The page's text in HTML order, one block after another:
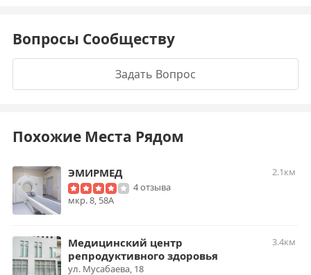
Вопросы Сообществу
Задать Вопрос
Похожие Места Рядом
ЭМИРМЕД
2.1км
4 отзыва
мкр. 8, 58А
Медицинский центр
репродуктивного здоровья
3.4км
ул. Мусабаева, 18